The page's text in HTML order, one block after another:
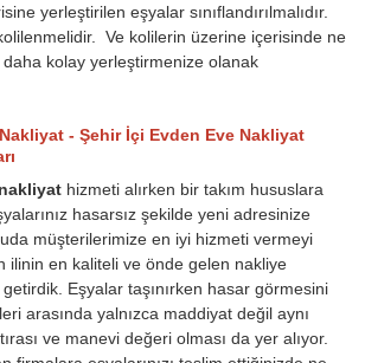
yerleştirilen eşyalar sınıflandırılmalıdır.
Ve kolilerin üzerine içerisinde ne
daha kolay yerleştirmenize olanak
- Şehir İçi Evden Eve Nakliyat
hizmeti alırken bir takım hususlara
hasarsız şekilde yeni adresinize
müşterilerimize en iyi hizmeti vermeyi
ilinin en kaliteli ve önde gelen nakliye
Eşyalar taşınırken hasar görmesini
arasında yalnızca maddiyat değil aynı
ve manevi değeri olması da yer alıyor.